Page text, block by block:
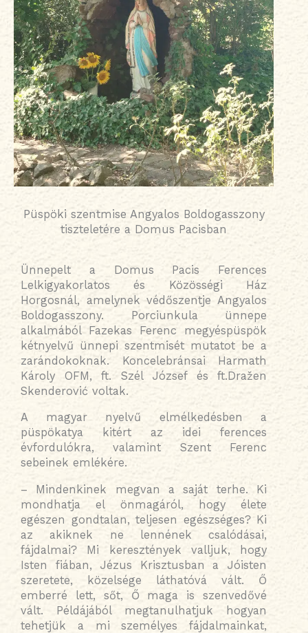
Püspöki szentmise Angyalos Boldogasszony
tiszteletére a Domus Pacisban
Ünnepelt a Domus Pacis Ferences
Lelkigyakorlatos és Közösségi Ház
Horgosnál, amelynek védőszentje Angyalos
Boldogasszony. Porciunkula ünnepe
alkalmából Fazekas Ferenc megyéspüspök
kétnyelvű ünnepi szentmisét mutatot be a
zarándokoknak. Koncelebránsai Harmath
Károly OFM, ft. Szél József és ft.Dražen
Skenderović voltak.
A magyar nyelvű elmélkedésben a
püspökatya kitért az idei ferences
évfordulókra, valamint Szent Ferenc
sebeinek emlékére.
– Mindenkinek megvan a saját terhe. Ki
mondhatja el önmagáról, hogy élete
egészen gondtalan, teljesen egészséges? Ki
az akiknek ne lennének csalódásai,
fájdalmai? Mi keresztények valljuk, hogy
Isten fiában, Jézus Krisztusban a Jóisten
szeretete, közelsége láthatóvá vált. Ő
emberré lett, sőt, Ő maga is szenvedővé
vált. Példájából megtanulhatjuk hogyan
tehetjük a mi személyes fájdalmainkat,